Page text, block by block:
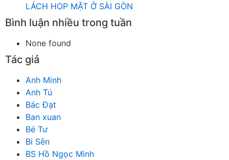
LÁCH HOP MẶT Ở SÀI GÒN
Bình luận nhiều trong tuần
None found
Tác giả
Anh Minh
Anh Tú
Bác Đạt
Ban xuan
Bé Tư
Bi Sên
BS Hồ Ngọc Minh